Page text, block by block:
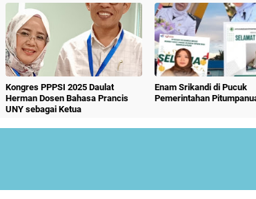
Kongres PPPSI 2025 Daulat
Herman Dosen Bahasa Prancis
UNY sebagai Ketua
Enam Srikandi di Pucuk
Pemerintahan